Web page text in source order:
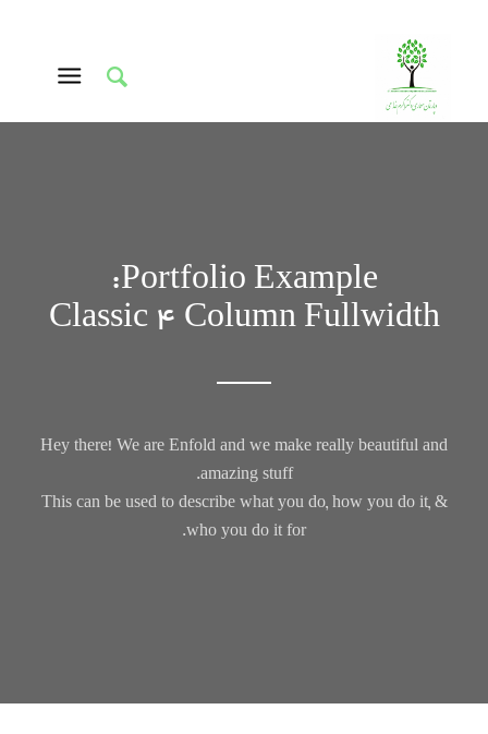
Portfolio Example:
Classic 4 Column Fullwidth
Hey there! We are Enfold and we make really beautiful and
amazing stuff.
This can be used to describe what you do, how you do it, &
who you do it for.